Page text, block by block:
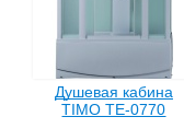
Душевая кабина
TIMO TE-0770